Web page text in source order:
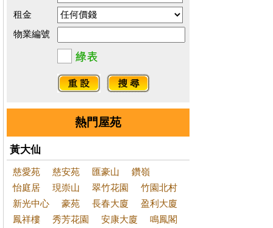
租金
物業編號
熱門屋苑
黃大仙
慈愛苑 慈安苑 匯豪山
鑽嶺
怡庭居
現崇山 翠竹花園
竹園北村
新光中心
豪苑 長春大廈
盈利大廈
鳳祥樓
秀芳花園 安康大廈
鳴鳳閣